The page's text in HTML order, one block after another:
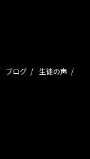
ブログ
生徒の声